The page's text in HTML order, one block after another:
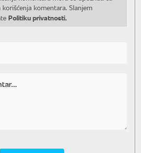
komentara. Slanjem
Politiku privatnosti.